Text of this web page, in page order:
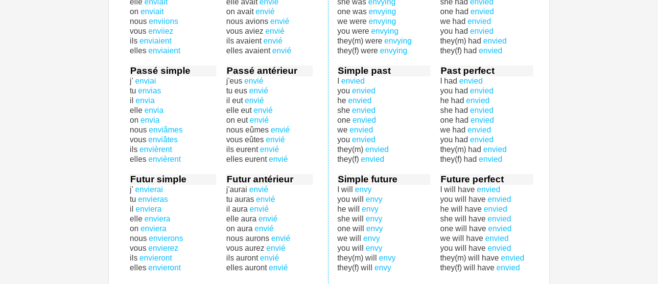
elle enviait
on enviait
nous enviions
vous enviiez
ils enviaient
elles enviaient
elle avaitenvié
on avaitenvié
nous avions envié
vous aviez envié
ils avaientenvié
elles avaientenvié
Passé simple
j' enviai
tu envias
il envia
elle envia
on envia
nous enviâmes
vous enviâtes
ils envièrent
elles envièrent
Passé antérieur
j'eus envié
tu eus envié
il eutenvié
elle eutenvié
on eutenvié
nous eûmes envié
vous eûtes envié
ils eurentenvié
elles eurentenvié
Futur simple
j' envierai
tu envieras
il enviera
elle enviera
on enviera
nous envierons
vous envierez
ils envieront
elles envieront
Futur antérieur
j'aurai envié
tu auras envié
il aura envié
elle aura envié
on aura envié
nous aurons envié
vous aurez envié
ils aurontenvié
elles aurontenvié
she was envying
one was envying
we were envying
you were envying
they(m) were envying
they(f) were envying
she had envied
one had envied
we had envied
you had envied
they(m) had envied
they(f) had envied
Simple past
envied
you envied
he envied
she envied
one envied
we envied
you envied
they(m) envied
they(f) envied
Past perfect
I had envied
you had envied
he had envied
she had envied
one had envied
we had envied
you had envied
they(m) had envied
they(f) had envied
Simple future
I will envy
you will envy
he will envy
she will envy
one will envy
we will envy
you will envy
they(m) will envy
they(f) will envy
Future perfect
I will have envied
you will have envied
he will have envied
she will have envied
one will have envied
we will have envied
you will have envied
they(m) will have envied
they(f) will have envied